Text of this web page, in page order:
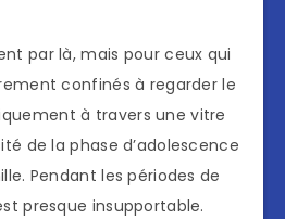
par là, mais pour ceux qui
confinés à regarder le
à travers une vitre
de la phase d’adolescence
Pendant les périodes de
presque insupportable.